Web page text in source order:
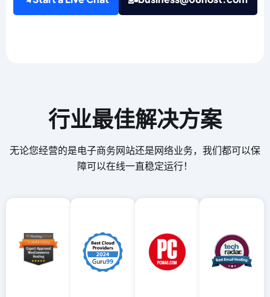
行业最佳解决方案
无论您经营的是电子商务网站还是网络业务，我们都可以保
障可以在线一直稳定运行！